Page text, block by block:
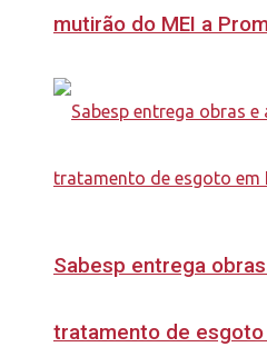
mutirão do MEI a
Sabesp entrega
tratamento de